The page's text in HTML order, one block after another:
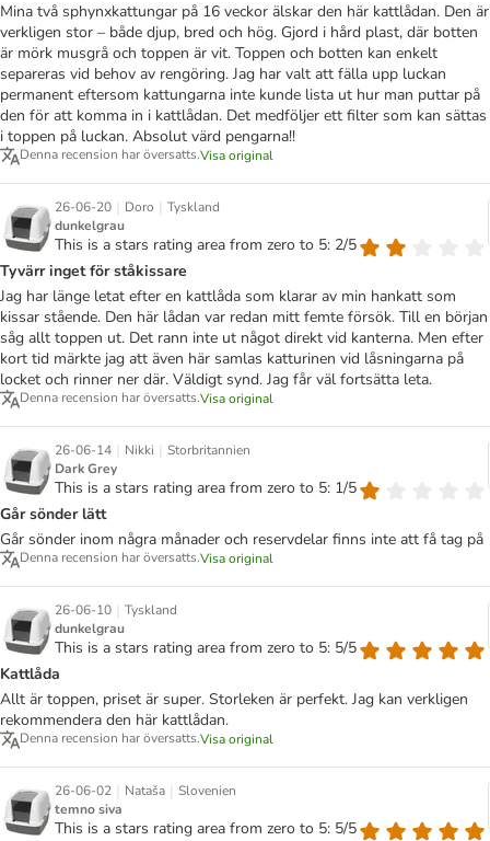
Mina två sphynxkattungar på 16 veckor älskar den här kattlådan. Den är
verkligen stor – både djup, bred och hög. Gjord i hård plast, där botten
är mörk musgrå och toppen är vit. Toppen och botten kan enkelt
separeras vid behov av rengöring. Jag har valt att fälla upp luckan
permanent eftersom kattungarna inte kunde lista ut hur man puttar på
den för att komma in i kattlådan. Det medföljer ett filter som kan sättas
i toppen på luckan. Absolut värd pengarna!!
Denna recension har översatts.Visa original
26-06-20 | Doro | Tyskland
dunkelgrau
This is a stars rating area from zero to 5: 2/5
Tyvärr inget för ståkissare
Jag har länge letat efter en kattlåda som klarar av min hankatt som
kissar stående. Den här lådan var redan mitt femte försök. Till en början
såg allt toppen ut. Det rann inte ut något direkt vid kanterna. Men efter
kort tid märkte jag att även här samlas katturinen vid låsningarna på
locket och rinner ner där. Väldigt synd. Jag får väl fortsätta leta.
Denna recension har översatts.Visa original
26-06-14 | Nikki | Storbritannien
Dark Grey
This is a stars rating area from zero to 5: 1/5
Går sönder lätt
Går sönder inom några månader och reservdelar finns inte att få tag på
Denna recension har översatts.Visa original
26-06-10 | Tyskland
dunkelgrau
This is a stars rating area from zero to 5: 5/5
Kattlåda
Allt är toppen, priset är super. Storleken är perfekt. Jag kan verkligen
rekommendera den här kattlådan.
Denna recension har översatts.Visa original
26-06-02 | Nataša | Slovenien
temno siva
This is a stars rating area from zero to 5: 5/5